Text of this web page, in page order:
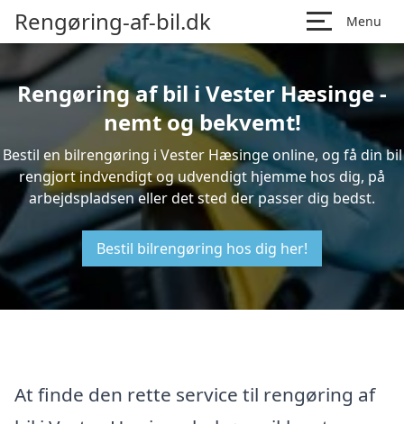
Rengøring-af-bil.dk Menu
Rengøring af bil i Vester Hæsinge -
nemt og bekvemt!
Bestil en bilrengøring i Vester Hæsinge online, og få din bil
rengjort indvendigt og udvendigt hjemme hos dig, på
arbejdspladsen eller det sted der passer dig bedst.
Bestil bilrengøring hos dig her!
At finde den rette service til rengøring af